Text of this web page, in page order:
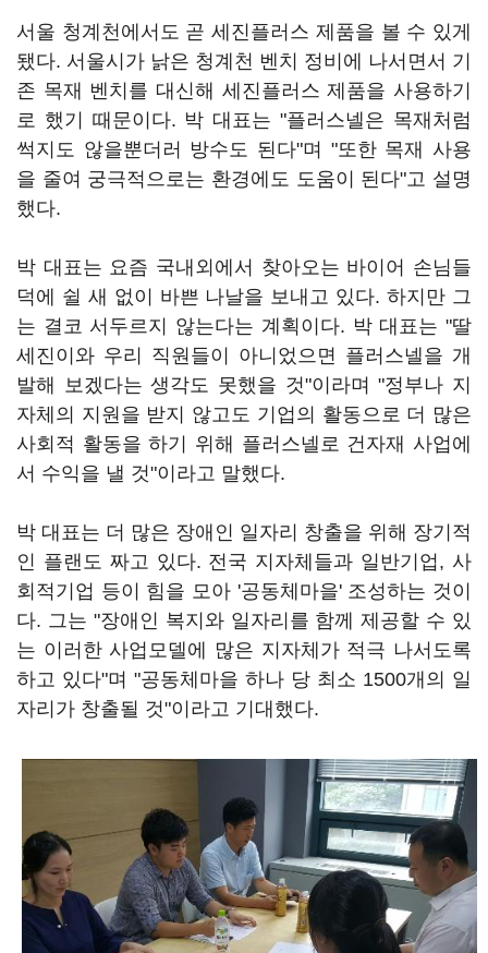
서울 청계천에서도 곧 세진플러스 제품을 볼 수 있게
됐다. 서울시가 낡은 청계천 벤치 정비에 나서면서 기
존 목재 벤치를 대신해 세진플러스 제품을 사용하기
로 했기 때문이다. 박 대표는 "플러스넬은 목재처럼
썩지도 않을뿐더러 방수도 된다"며 "또한 목재 사용
을 줄여 궁극적으로는 환경에도 도움이 된다"고 설명
했다.
박 대표는 요즘 국내외에서 찾아오는 바이어 손님들
덕에 쉴 새 없이 바쁜 나날을 보내고 있다. 하지만 그
는 결코 서두르지 않는다는 계획이다. 박 대표는 "딸
세진이와 우리 직원들이 아니었으면 플러스넬을 개
발해 보겠다는 생각도 못했을 것"이라며 "정부나 지
자체의 지원을 받지 않고도 기업의 활동으로 더 많은
사회적 활동을 하기 위해 플러스넬로 건자재 사업에
서 수익을 낼 것"이라고 말했다.
박 대표는 더 많은 장애인 일자리 창출을 위해 장기적
인 플랜도 짜고 있다. 전국 지자체들과 일반기업, 사
회적기업 등이 힘을 모아 '공동체마을' 조성하는 것이
다. 그는 "장애인 복지와 일자리를 함께 제공할 수 있
는 이러한 사업모델에 많은 지자체가 적극 나서도록
하고 있다"며 "공동체마을 하나 당 최소 1500개의 일
자리가 창출될 것"이라고 기대했다.